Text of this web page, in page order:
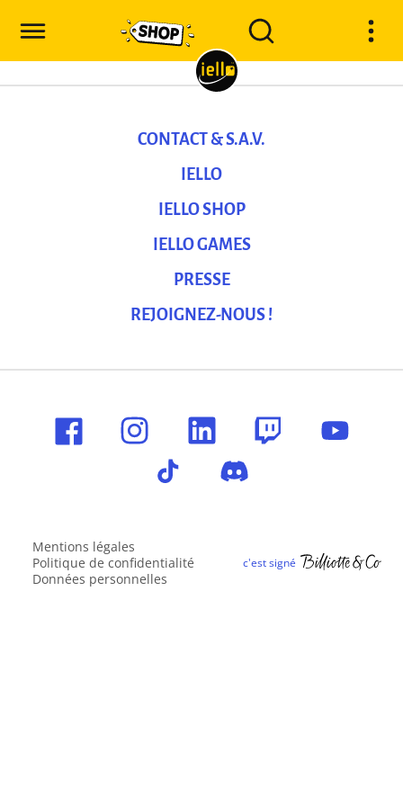
CONTACT & S.A.V.
IELLO
IELLO SHOP
IELLO GAMES
PRESSE
REJOIGNEZ-NOUS !
Mentions légales
Politique de confidentialité
Données personnelles